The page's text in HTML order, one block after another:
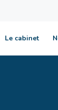
Le cabinet